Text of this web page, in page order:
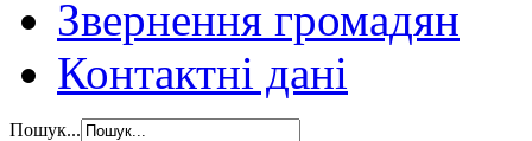
Звернення громадян
Контактні дані
Пошук...